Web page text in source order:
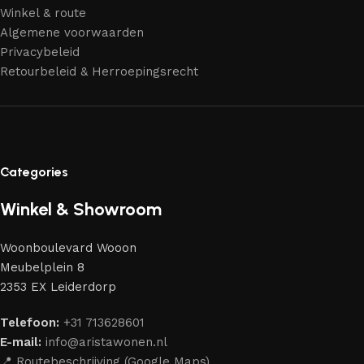
Winkel & route
Algemene voorwaarden
Privacybeleid
Retourbeleid & Herroepingsrecht
Categories
Winkel & Showroom
Woonboulevard Wooon
Meubelplein 8
2353 EX Leiderdorp
Telefoon: +31 713628601
E-mail: info@aristawonen.nl